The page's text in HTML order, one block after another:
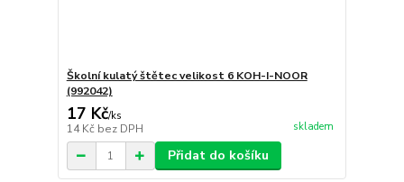
Školní kulatý štětec velikost 6 KOH-I-NOOR
(992042)
17 Kč/ks
14 Kč bez DPH skladem
Přidat do košíku